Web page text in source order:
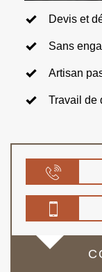
Devis et
Sans
Artisan
Travail de